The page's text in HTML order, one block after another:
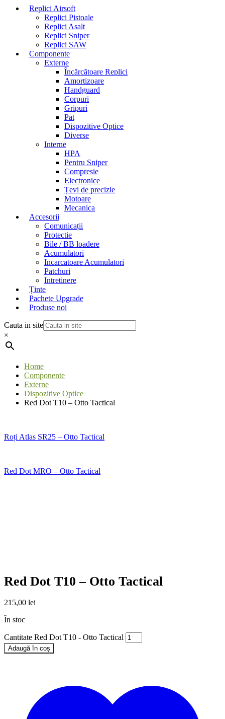
Replici Airsoft
Replici Pistoale
Replici Asalt
Replici Sniper
Replici SAW
Componente
Externe
Încărcătoare Replici
Amortizoare
Handguard
Corpuri
Gripuri
Pat
Dispozitive Optice
Diverse
Interne
HPA
Pentru Sniper
Compresie
Electronice
Țevi de precizie
Motoare
Mecanica
Accesorii
Comunicații
Protectie
Bile / BB loadere
Acumulatori
Incarcatoare Acumulatori
Patchuri
Intretinere
Ținte
Pachete Upgrade
Produse noi
Cauta in site
×
Home
Componente
Externe
Dispozitive Optice
Red Dot T10 – Otto Tactical
Roți Atlas SR25 – Otto Tactical
Red Dot MRO – Otto Tactical
Red Dot T10 – Otto Tactical
215,00 lei
În stoc
Cantitate Red Dot T10 - Otto Tactical
Adaugă în coș